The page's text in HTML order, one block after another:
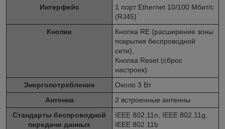
Интерфейс
1 порт Ethernet 10/100 Мбит/с
(RJ45)
Кнопки
Кнопка RE (расширение зоны
покрытия беспроводной
сети),
Кнопка Reset (сброс
настроек)
Энергопотребление
Около 3 Вт
Антенна
2 встроенные антенны
Стандарты беспроводной
передачи данных
IEEE 802.11n, IEEE 802.11g,
IEEE 802.11b